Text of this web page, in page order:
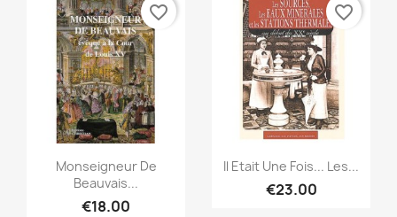
Quick view
Monseigneur De
Beauvais...
€18.00
favorite_border
 Quick view
Il Etait Une Fois... Les...
€23.00
favorite_border